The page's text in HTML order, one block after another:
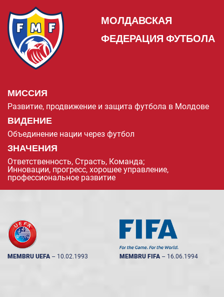
МОЛДАВСКАЯ
ФЕДЕРАЦИЯ ФУТБОЛА
МИССИЯ
Развитие, продвижение и защита футбола в Молдове
ВИДЕНИЕ
Объединение нации через футбол
ЗНАЧЕНИЯ
Ответственность, Страсть, Команда;
Инновации, прогресс, хорошее управление,
профессиональное развитие
MEMBRU UEFA -- 10.02.1993 MEMBRU FIFA -- 16.06.1994